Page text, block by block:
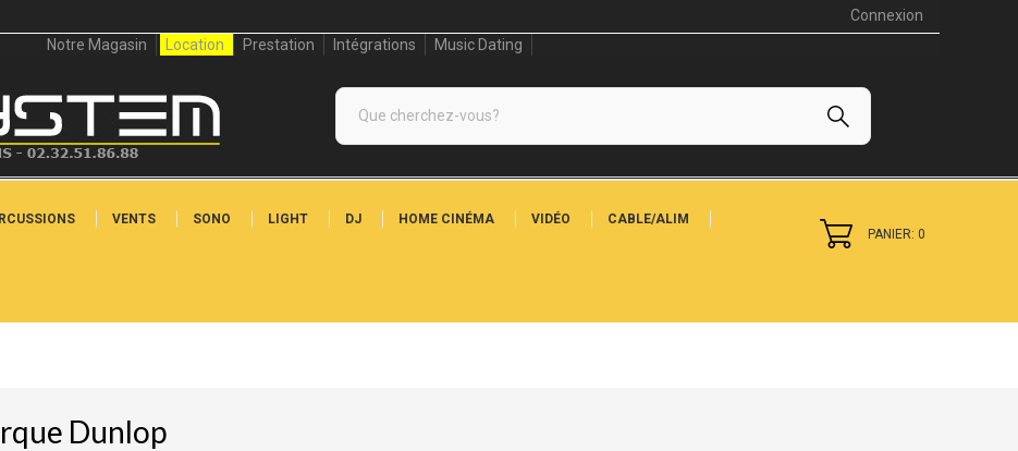
Connexion
Notre Magasin
Location Prestation Intégrations Music Dating
VENTS SONO LIGHT DJ HOME CINÉMA VIDÉO CABLE/ALIM
PANIER: 0
Dunlop